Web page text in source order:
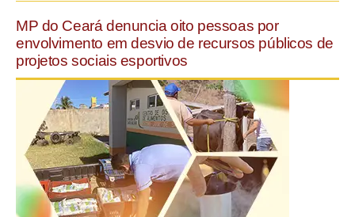
MP do Ceará denuncia oito pessoas por
envolvimento em desvio de recursos públicos de
projetos sociais esportivos